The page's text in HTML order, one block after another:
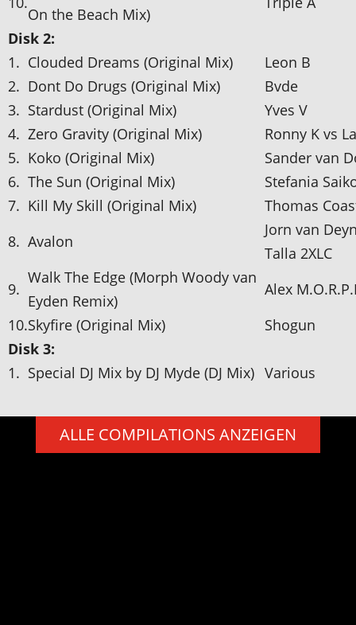
On the Beach Mix)
Disk 2:
1. Clouded Dreams (Original Mix)
Leon B
2. Dont Do Drugs (Original Mix)
Bvde
3. Stardust (Original Mix)
Yves V
4. Zero Gravity (Original Mix)
Ronny K vs
5. Koko (Original Mix)
Sander van
6. The Sun (Original Mix)
Stefania
7. Kill My Skill (Original Mix)
Thomas
8. Avalon
Jorn van
Talla 2XLC
9.
Walk The Edge (Morph Woody van
Eyden Remix)
Alex
10.Skyfire (Original Mix)
Shogun
Disk 3:
1. Special DJ Mix by DJ Myde (DJ Mix) Various
ALLE COMPILATIONS ANZEIGEN